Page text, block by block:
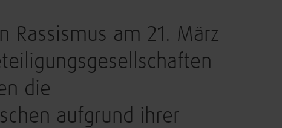
Rassismus am 21. März
die
aufgrund ihrer